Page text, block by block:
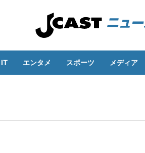
IT エンタメ スポーツ メディア